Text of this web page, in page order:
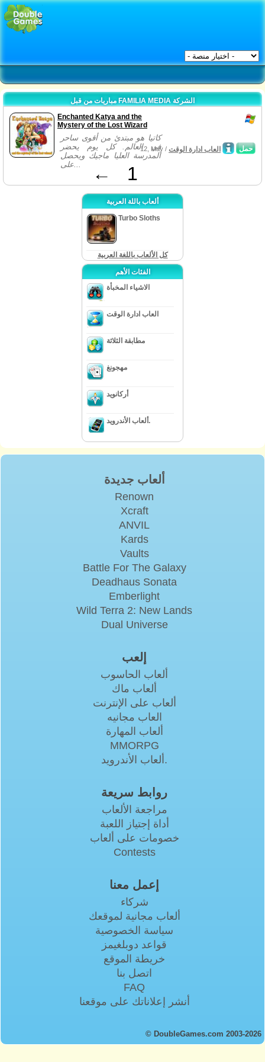
مباريات من قبل FAMILIA MEDIA الشركة
Enchanted Katya and the
Mystery of the Lost Wizard
كاتيا هو مبتدئ من أقوى ساحر
في العالم. كل يوم يحضر
المدرسة العليا ماجيك ويحصل
على...
حمل 12, May / العاب ادارة الوقت
← 1
ألعاب باللة العربية
Turbo Sloths
كل الألعاب باللغة العربية
الفئات الأهم
الاشياء المخبأة
العاب ادارة الوقت
مطابقة الثلاثة
مهجونغ
أركانويد
ألعاب الأندرويد.
ألعاب جديدة
Renown
Xcraft
ANVIL
Kards
Vaults
Battle For The Galaxy
Deadhaus Sonata
Emberlight
Wild Terra 2: New Lands
Dual Universe
إلعب
ألعاب الحاسوب
ألعاب ماك
ألعاب على الإنترنت
العاب مجانيه
ألعاب المهارة
MMORPG
ألعاب الأندرويد.
روابط سريعة
مراجعة الألعاب
أداة إجتياز اللعبة
خصومات على ألعاب
Contests
إعمل معنا
شركاء
ألعاب مجانية لموقعك
سياسة الخصوصية
قواعد دوبلغيمز
خريطة الموقع
اتصل بنا
FAQ
أنشر إعلاناتك على موقعنا
© DoubleGames.com 2003-2026